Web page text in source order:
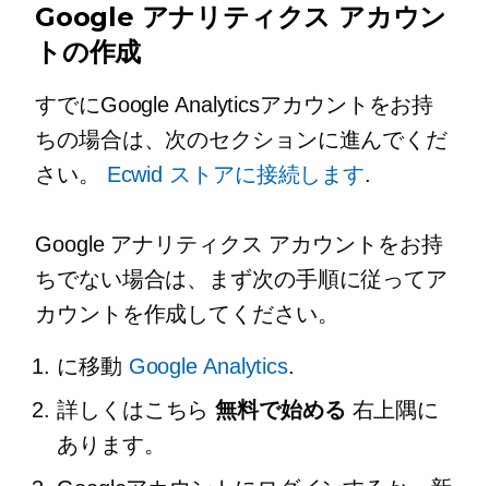
Google アナリティクス アカウン
トの作成
すでにGoogle Analyticsアカウントをお持
ちの場合は、次のセクションに進んでくだ
さい。 Ecwid ストアに接続します.
Google アナリティクス アカウントをお持
ちでない場合は、まず次の手順に従ってア
カウントを作成してください。
に移動 Google Analytics.
詳しくはこちら無料で始める 右上隅に
あります。